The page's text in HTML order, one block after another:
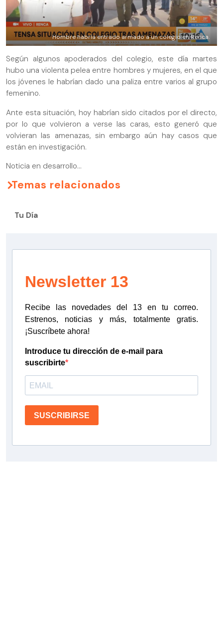
Hombre habría entrado armado a un colegio en Renca.
Según algunos apoderados del colegio, este día martes
hubo una violenta pelea entre hombres y mujeres, en el que
los jóvenes le habrían dado una paliza entre varios al grupo
femenino.
Ante esta situación, hoy habrían sido citados por el directo,
por lo que volvieron a verse las caras, esto generó que
volvieran las amenazas, sin embargo aún hay casos que
están en investigación.
Noticia en desarrollo...
Temas relacionados
Tu Día
Newsletter 13
Recibe las novedades del 13 en tu correo.
Estrenos, noticias y más, totalmente gratis.
¡Suscríbete ahora!
Introduce tu dirección de e-mail para
suscribirte
SUSCRIBIRSE